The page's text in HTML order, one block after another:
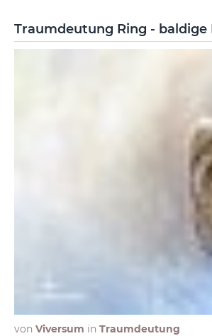
Traumdeutung Ring - baldige
von Viversum in Traumdeutung